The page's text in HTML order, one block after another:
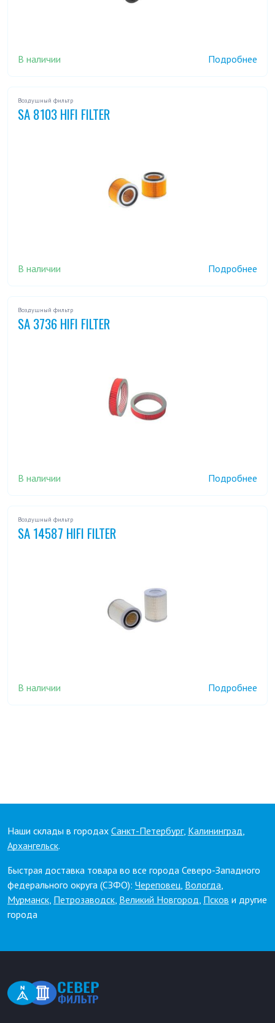
В наличии Подробнее
Воздушный фильтр
SA 8103 HIFI FILTER
В наличии Подробнее
Воздушный фильтр
SA 3736 HIFI FILTER
В наличии Подробнее
Воздушный фильтр
SA 14587 HIFI FILTER
В наличии Подробнее
Наши склады в городах Санкт-Петербург, Калининград,
Архангельск.
Быстрая доставка товара во все города Северо-Западного
федерального округа (СЗФО): Череповец, Вологда,
Мурманск, Петрозаводск, Великий Новгород, Псков и другие
города